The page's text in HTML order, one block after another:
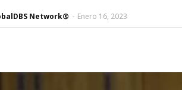
Network® - Enero 16, 2023